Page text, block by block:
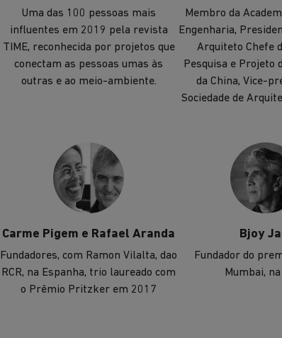
Uma das 100 pessoas mais
influentes em 2019 pela revista
TIME, reconhecida por projetos que
conectam as pessoas umas às
outras e ao meio-ambiente.
Membro da
Engenharia,
Arquiteto Chefe
Pesquisa e Projeto
da China, Vice-
Sociedade de
Carme Pigem e Rafael Aranda
Fundadores, com Ramon Vilalta, dao
RCR, na Espanha, trio laureado com
o Prêmio Pritzker em 2017
Bjoy
Fundador do
Mumbai,